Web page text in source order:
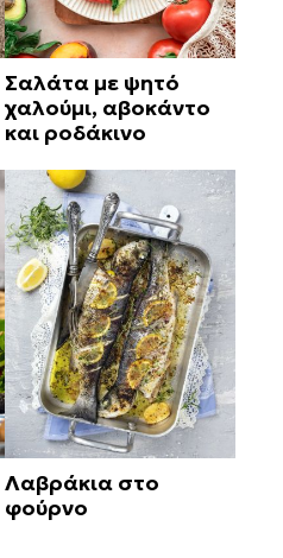
Σαλάτα με ψητό
χαλούμι, αβοκάντο
και ροδάκινο
Λαβράκια στο
φούρνο